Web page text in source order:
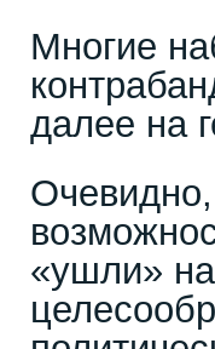
Многие
далее на
«ушли»